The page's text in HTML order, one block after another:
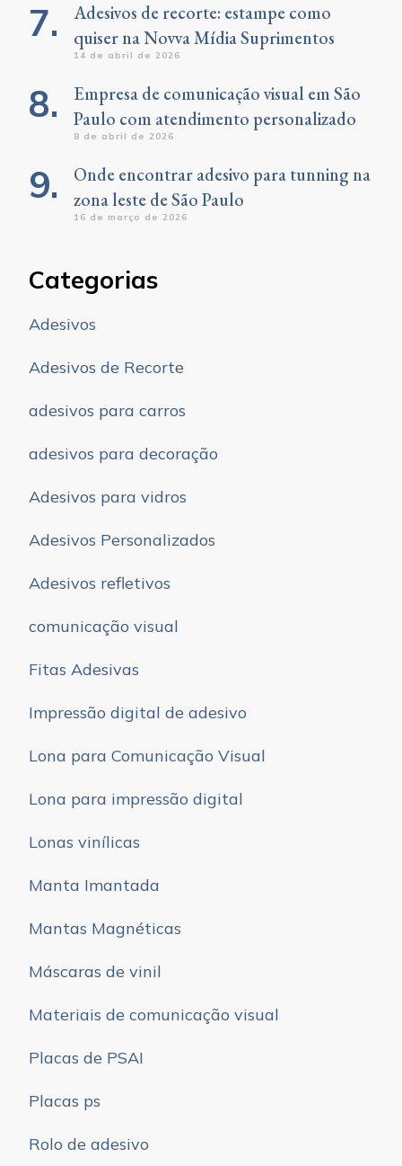
Adesivos de recorte: estampe como
quiser na Novva Mídia Suprimentos
14 de abril de 2026
Empresa de comunicação visual em São
Paulo com atendimento personalizado
8 de abril de 2026
Onde encontrar adesivo para tunning na
zona leste de São Paulo
16 de março de 2026
Categorias
Adesivos
Adesivos de Recorte
adesivos para carros
adesivos para decoração
Adesivos para vidros
Adesivos Personalizados
Adesivos refletivos
comunicação visual
Fitas Adesivas
Impressão digital de adesivo
Lona para Comunicação Visual
Lona para impressão digital
Lonas vinílicas
Manta Imantada
Mantas Magnéticas
Máscaras de vinil
Materiais de comunicação visual
Placas de PSAI
Placas ps
Rolo de adesivo